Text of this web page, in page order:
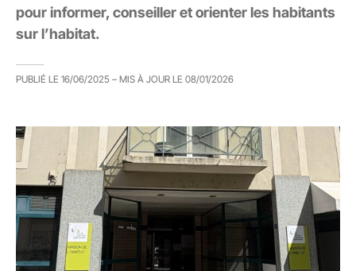
pour informer, conseiller et orienter les habitants
sur l’habitat.
PUBLIÉ LE 16/06/2025 – MIS À JOUR LE 08/01/2026